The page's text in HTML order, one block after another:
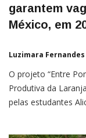
garantem
México, em
Luzimara Fernandes
O projeto “Entre
Produtiva da
pelas estudantes